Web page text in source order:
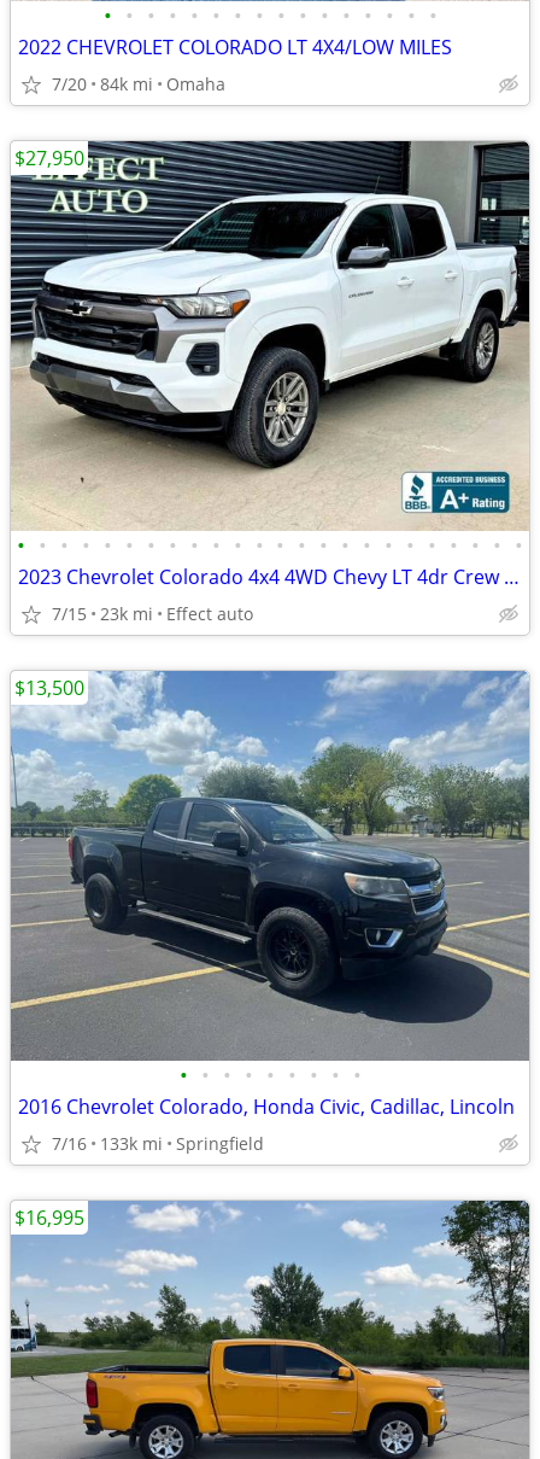
• • • • • • • • • • • • • • • •
2022 CHEVROLET COLORADO LT 4X4/LOW MILES
7/20 84k mi Omaha
• • • • • • • • • • • • • • • • • • • • • • • •
2023 Chevrolet Colorado 4x4 4WD Chevy LT 4dr Crew Cab 5 ft. SB Pickup
7/15 23k mi Effect auto
$27,950
• • • • • • • • •
2016 Chevrolet Colorado, Honda Civic, Cadillac, Lincoln
7/16 133k mi Springfield
$13,500
$16,995